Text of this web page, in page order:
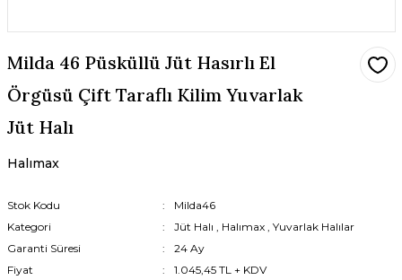
Milda 46 Püsküllü Jüt Hasırlı El
Örgüsü Çift Taraflı Kilim Yuvarlak
Jüt Halı
Halımax
Stok Kodu
Milda46
Kategori
Jüt Halı , Halımax , Yuvarlak Halılar
Garanti Süresi
24 Ay
Fiyat
1.045,45 TL + KDV